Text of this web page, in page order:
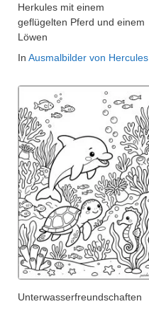
Herkules mit einem
geflügelten Pferd und einem
Löwen
In Ausmalbilder von Hercules
Unterwasserfreundschaften